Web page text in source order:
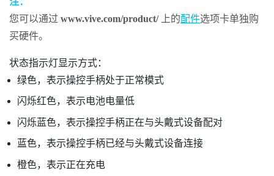
您可以通过 www.vive.com/product/上的配件选项卡单独购
买硬件。
状态指示灯显示方式：
绿色，表示操控手柄处于正常模式
闪烁红色，表示电池电量低
闪烁蓝色，表示操控手柄正在与头戴式设备配对
蓝色，表示操控手柄已经与头戴式设备连接
橙色，表示正在充电